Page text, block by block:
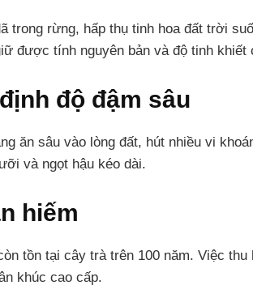
trong rừng, hấp thụ tinh hoa đất trời
được tính nguyên bản và độ tinh khiết
độ đậm sâu
ăn sâu vào lòng đất, hút nhiều vi
và ngọt hậu kéo dài.
hiếm
tồn tại cây trà trên 100 năm. Việc
khúc cao cấp.